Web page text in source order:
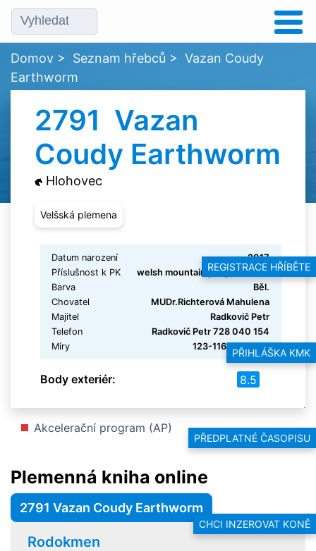
REGISTRACE HŘÍBĚTE
PŘIHLÁŠKA KMK
PŘEDPLATNÉ ČASOPISU
CHCI INZEROVAT KONĚ
Domov > Seznam hřebců > Vazan Coudy
Earthworm
2791 Vazan
Coudy Earthworm
Hlohovec
Velšská plemena
Datum narození
2017
Příslušnost k PK
welsh mountain pony, sekce A
Barva
Běl.
Chovatel
MUDr.Richterová Mahulena
Majitel
Radkovič Petr
Telefon
Radkovič Petr 728 040 154
Míry
123-116-142-15,5
Body exteriér: 8.5
Akcelerační program (AP)
Plemenná kniha online
2791 Vazan Coudy Earthworm
Rodokmen